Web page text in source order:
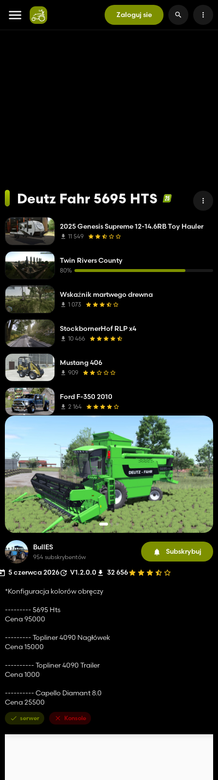
Zaloguj sie
Deutz Fahr 5695 HTS
BullES
954 subskrybentów
Subskrybuj
5 czerwca 2026 V1.2.0.0 32 656
*Konfiguracja kolorów obręczy
--------- 5695 Hts
Cena 95000
--------- Topliner 4090 Nagłówek
Cena 15000
---------- Topliner 4090 Trailer
Cena 1000
---------- Capello Diamant 8.0
Cena 25500
serwer Konsole
2025 Genesis Supreme 12-14.6RB Toy Hauler
11 549
Twin Rivers County
80%
Wskaźnik martwego drewna
1 073
StockbornerHof RLP x4
10 466
Mustang 406
909
Ford F-350 2010
2 164